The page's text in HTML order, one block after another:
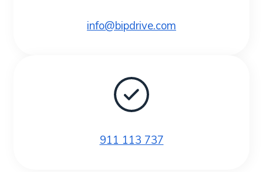
info@bipdrive.com
911 113 737